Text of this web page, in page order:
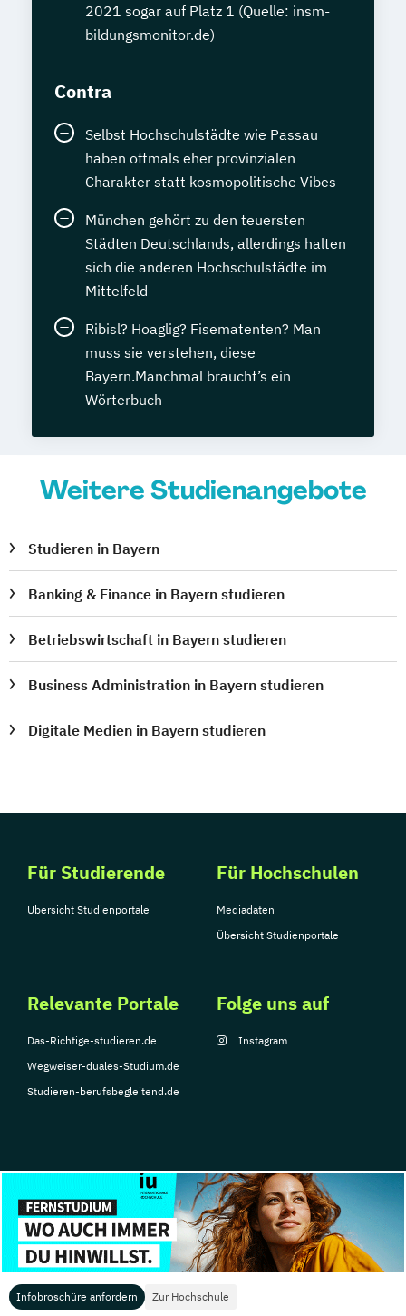
Infobroschüre anfordern Zur Hochschule
2021 sogar auf Platz 1 (Quelle: insm-
bildungsmonitor.de)
Contra
Selbst Hochschulstädte wie Passau
haben oftmals eher provinzialen
Charakter statt kosmopolitische Vibes
München gehört zu den teuersten
Städten Deutschlands, allerdings halten
sich die anderen Hochschulstädte im
Mittelfeld
Ribisl? Hoaglig? Fisematenten? Man
muss sie verstehen, diese
Bayern.Manchmal braucht’s ein
Wörterbuch
Weitere Studienangebote
Studieren in Bayern
Banking & Finance in Bayern studieren
Betriebswirtschaft in Bayern studieren
Business Administration in Bayern studieren
Digitale Medien in Bayern studieren
Für Studierende
Übersicht Studienportale
Für Hochschulen
Mediadaten
Übersicht Studienportale
Relevante Portale
Das-Richtige-studieren.de
Wegweiser-duales-Studium.de
Studieren-berufsbegleitend.de
Folge uns auf
Instagram
© Copyright 2026, TarGroup Media GmbH
Impressum
Über
uns
Datenschutzerklärung Nutzungsbedingungen